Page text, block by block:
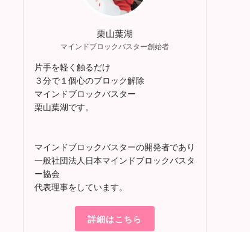
栗山葉湖
マインドブロックバスター創始者
片手を軽く触るだけ
３分で１個心のブロック解除
マインドブロックバスター
栗山葉湖です。
マインドブロックバスターの開発者であり
一般社団法人日本マインドブロックバスタ
ー協会
代表理事をしています。
詳細はこちら